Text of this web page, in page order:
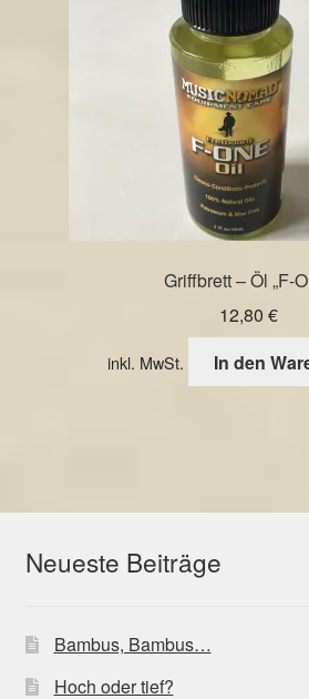
Griffbrett – Öl „F-
12,80 €
inkl. MwSt. In den
Neueste Beiträge
Bambus, Bambus…
Hoch oder tief?